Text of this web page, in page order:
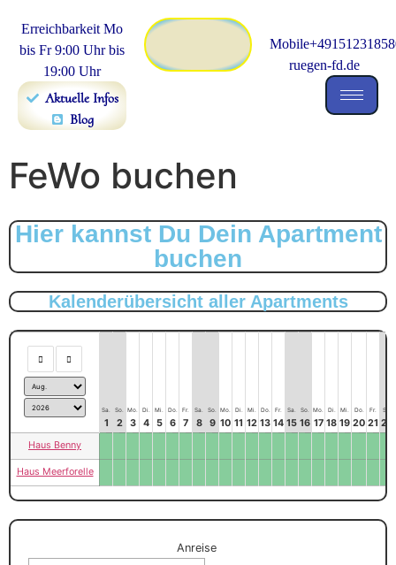
Erreichbarkeit Mo
bis Fr 9:00 Uhr bis
19:00 Uhr
Aktuelle Infos
Blog
ruegen-fd.de
FeWo buchen
Hier kannst Du Dein Apartment
buchen
Kalenderübersicht aller Apartments
Sa.
1
So.
2
Mo.
3
Di.
4
Mi.
5
Do.
6
Fr.
7
Sa.
8
So.
9
Mo.
10
Di.
11
Mi.
12
Do.
13
Fr.
14
Sa.
15
So.
16
Mo.
17
Di.
18
Mi.
19
Do.
20
Fr.
21
Sa.
22
Haus Benny
Haus Meerforelle
Anreise